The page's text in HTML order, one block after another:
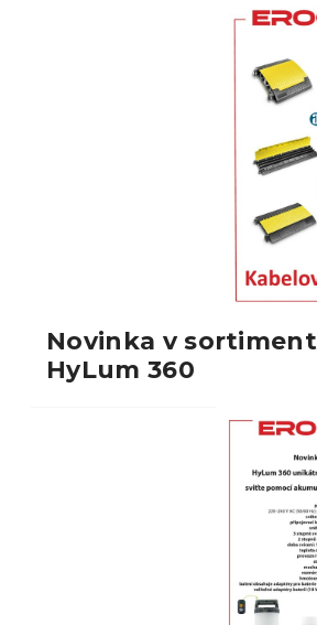
Novinka v
HyLum 360